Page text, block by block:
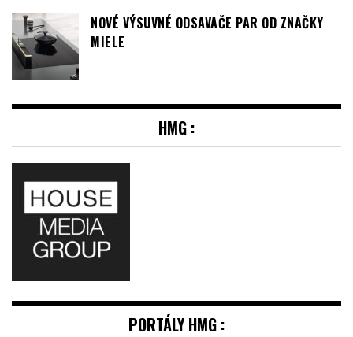
NOVÉ VÝSUVNÉ ODSAVAČE PAR OD ZNAČKY
MIELE
HMG :
PORTÁLY HMG :